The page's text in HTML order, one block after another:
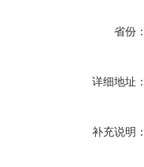
省份
详细地址
补充说明